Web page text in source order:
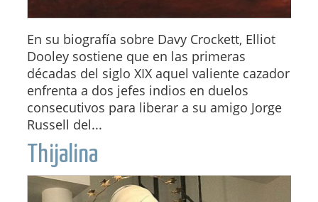
En su biografía sobre Davy Crockett, Elliot
Dooley sostiene que en las primeras
décadas del siglo XIX aquel valiente cazador
enfrenta a dos jefes indios en duelos
consecutivos para liberar a su amigo Jorge
Russell del...
Thijalina